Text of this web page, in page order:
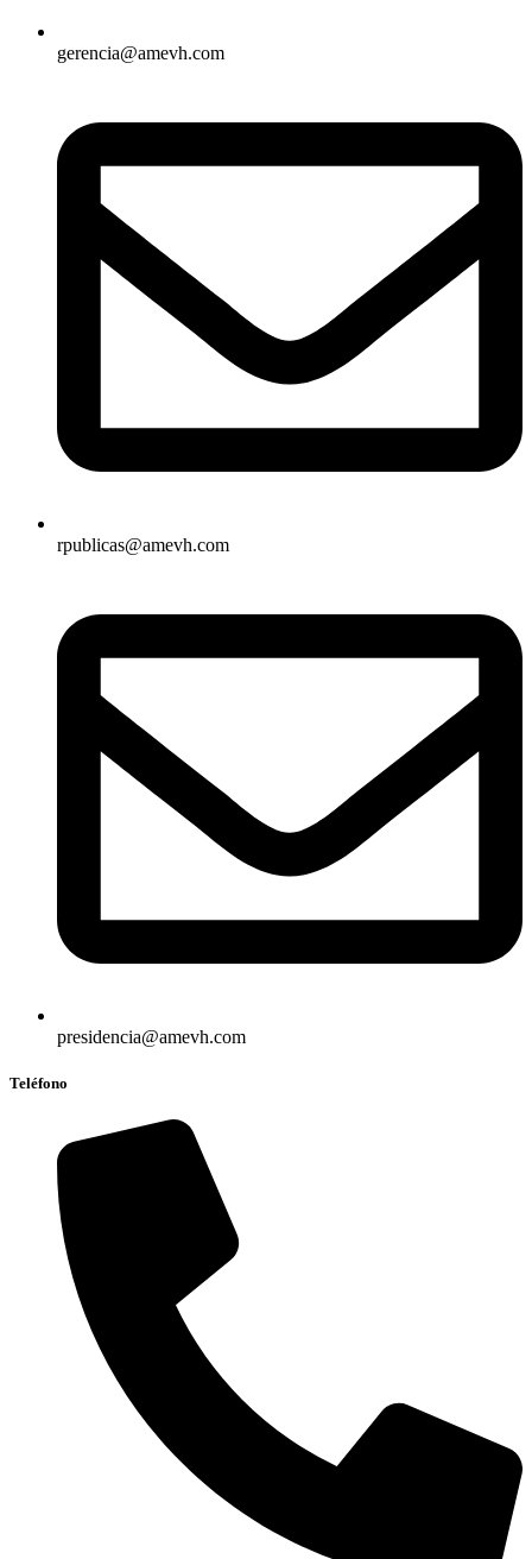
gerencia@amevh.com
rpublicas@amevh.com
presidencia@amevh.com
Teléfono